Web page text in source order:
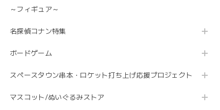
～フィギュア～
名探偵コナン特集
ボードゲーム
スペースタウン串本・ロケット打ち上げ応援プロジェクト
マスコット/ぬいぐるみストア